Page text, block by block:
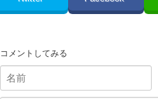
コメントしてみる